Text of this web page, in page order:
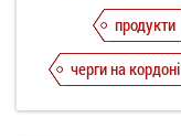
продукти
черги на кордоні